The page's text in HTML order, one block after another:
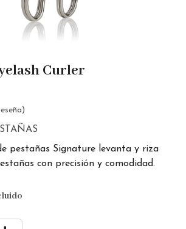
Curler
pestañas Signature levanta y riza
con precisión y comodidad.